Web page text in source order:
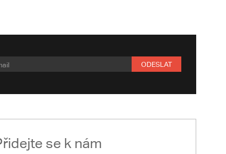
ODESLAT
se k nám